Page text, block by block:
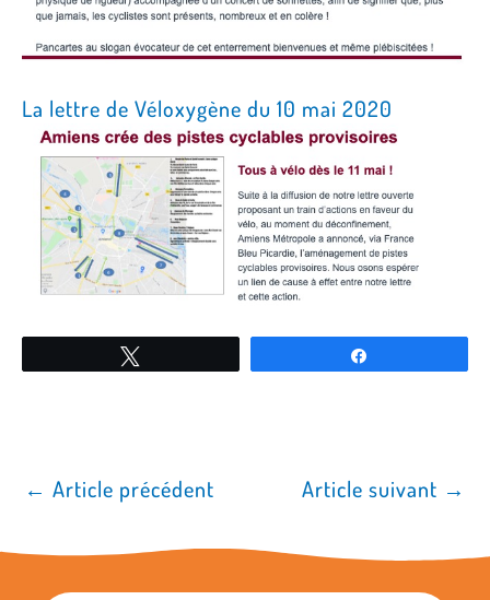
La lettre de Véloxygène du 10 mai 2020
← Article précédent Article suivant →